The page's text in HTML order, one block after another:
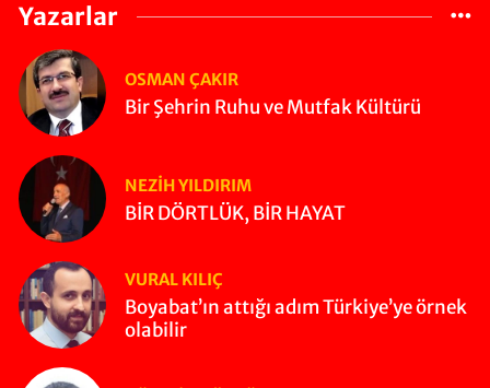
Yazarlar
OSMAN ÇAKIR
Bir Şehrin Ruhu ve Mutfak Kültürü
NEZIH YILDIRIM
BİR DÖRTLÜK, BİR HAYAT
VURAL KILIÇ
Boyabat’ın attığı adım Türkiye’ye örnek
olabilir